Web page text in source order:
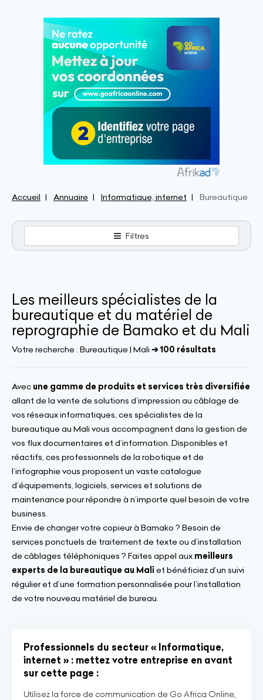
Accueil Annuaire Informatique, internet Bureautique
Filtres
Les meilleurs spécialistes de la
bureautique et du matériel de
reprographie de Bamako et du Mali
Votre recherche : Bureautique | Mali ➔ 100 résultats
Avec une gamme de produits et services très diversifiée
allant de la vente de solutions d’impression au câblage de
vos réseaux informatiques, ces spécialistes de la
bureautique au Mali vous accompagnent dans la gestion de
vos flux documentaires et d’information. Disponibles et
réactifs, ces professionnels de la robotique et de
l’infographie vous proposent un vaste catalogue
d’équipements, logiciels, services et solutions de
maintenance pour répondre à n’importe quel besoin de votre
business.
Envie de changer votre copieur à Bamako ? Besoin de
services ponctuels de traitement de texte ou d’installation
de câblages téléphoniques ? Faites appel aux meilleurs
experts de la bureautique au Mali et bénéficiez d’un suivi
régulier et d’une formation personnalisée pour l’installation
de votre nouveau matériel de bureau.
Professionnels du secteur « Informatique,
internet » : mettez votre entreprise en avant
sur cette page :
Utilisez la force de communication de Go Africa Online,